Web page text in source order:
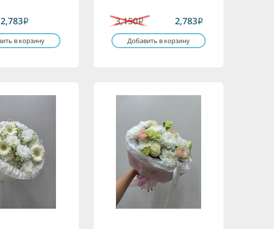
2,783i
в корзину
3,150i 2,783i
Добавить в корзину